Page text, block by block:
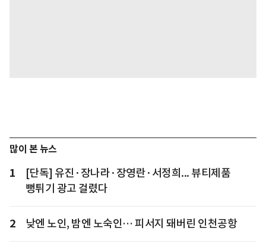
많이 본 뉴스
1
[단독] 유진·장나라·장영란·서정희... 뷰티제품
뻥튀기 광고 걸렸다
2 낮엔 노인, 밤엔 노숙인… 피서지 돼버린 인천공항